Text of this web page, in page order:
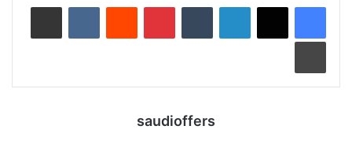
لينكدإن بينتيريست
saudioffers